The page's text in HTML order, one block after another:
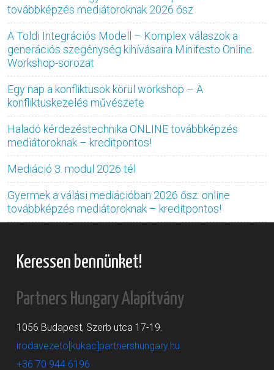
továbbképzés mediátoroknak 2026 ősz
A Toldi Integrációs Modell – Komplex válaszok a
generációs szegénység kihívásaira Minifesto Online
Workshop-sorozat
Egy nap a konfliktusok körül workshop – A
konfliktuskezelés művészete
Haladó kérdezéstechnika ONLINE továbbképzés
mediátoroknak – kreditpontos!
Mediáció 3. modul 2026 tél
Gyermek a válási mediációban 2026 ősz: online
továbbképzés mediátoroknak – kreditpontos!
Keressen bennünket!
Partners Hungary Alapítvány
1056 Budapest, Szerb utca 17-19.
irodavezeto[kukac]partnershungary.hu
+36 70 944 6196